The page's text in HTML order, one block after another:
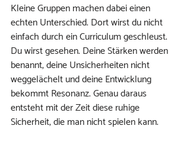
Kleine Gruppen machen dabei einen
echten Unterschied. Dort wirst du nicht
einfach durch ein Curriculum geschleust.
Du wirst gesehen. Deine Stärken werden
benannt, deine Unsicherheiten nicht
weggelächelt und deine Entwicklung
bekommt Resonanz. Genau daraus
entsteht mit der Zeit diese ruhige
Sicherheit, die man nicht spielen kann.